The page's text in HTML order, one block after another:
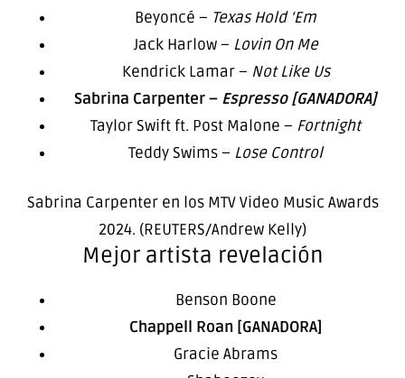
Beyoncé – Texas Hold ‘Em
Jack Harlow – Lovin On Me
Kendrick Lamar – Not Like Us
Sabrina Carpenter – Espresso [GANADORA]
Taylor Swift ft. Post Malone – Fortnight
Teddy Swims – Lose Control
Sabrina Carpenter en los MTV Video Music Awards
2024. (REUTERS/Andrew Kelly)
Mejor artista revelación
Benson Boone
Chappell Roan [GANADORA]
Gracie Abrams